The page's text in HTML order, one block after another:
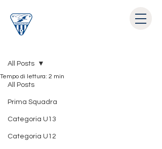
All Posts
Prima Squadra
Categoria U13
Categoria U12
All Posts
Tempo di lettura: 2 min